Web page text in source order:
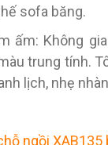
sofa băng.
ấm: Không
trung tính.
lịch, nhẹ